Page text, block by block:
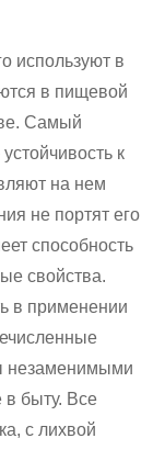
используют в
в пищевой
Самый
к
на нем
не портят его
способность
свойства.
в применении
незаменимыми
в быту. Все
с лихвой